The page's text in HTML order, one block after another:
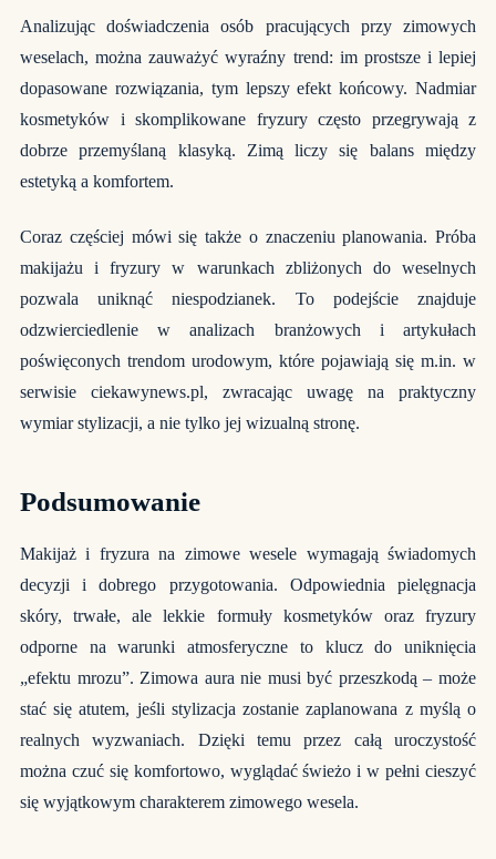
Analizując doświadczenia osób pracujących przy zimowych
weselach, można zauważyć wyraźny trend: im prostsze i lepiej
dopasowane rozwiązania, tym lepszy efekt końcowy. Nadmiar
kosmetyków i skomplikowane fryzury często przegrywają z
dobrze przemyślaną klasyką. Zimą liczy się balans między
estetyką a komfortem.
Coraz częściej mówi się także o znaczeniu planowania. Próba
makijażu i fryzury w warunkach zbliżonych do weselnych
pozwala uniknąć niespodzianek. To podejście znajduje
odzwierciedlenie w analizach branżowych i artykułach
poświęconych trendom urodowym, które pojawiają się m.in. w
serwisie ciekawynews.pl, zwracając uwagę na praktyczny
wymiar stylizacji, a nie tylko jej wizualną stronę.
Podsumowanie
Makijaż i fryzura na zimowe wesele wymagają świadomych
decyzji i dobrego przygotowania. Odpowiednia pielęgnacja
skóry, trwałe, ale lekkie formuły kosmetyków oraz fryzury
odporne na warunki atmosferyczne to klucz do uniknięcia
„efektu mrozu”. Zimowa aura nie musi być przeszkodą – może
stać się atutem, jeśli stylizacja zostanie zaplanowana z myślą o
realnych wyzwaniach. Dzięki temu przez całą uroczystość
można czuć się komfortowo, wyglądać świeżo i w pełni cieszyć
się wyjątkowym charakterem zimowego wesela.